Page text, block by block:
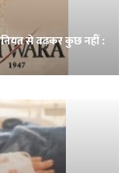
से बढ़कर कुछ नहीं :